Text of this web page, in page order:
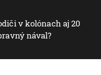
v kolónach aj 20
nával?